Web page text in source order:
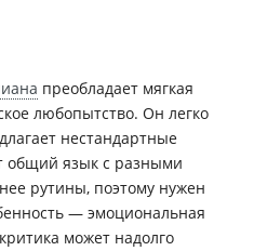
преобладает мягкая
любопытство. Он легко
нестандартные
общий язык с разными
рутины, поэтому нужен
— эмоциональная
может надолго